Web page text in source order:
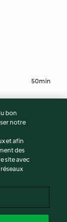
50min
bon
notre
et afin
des
site avec